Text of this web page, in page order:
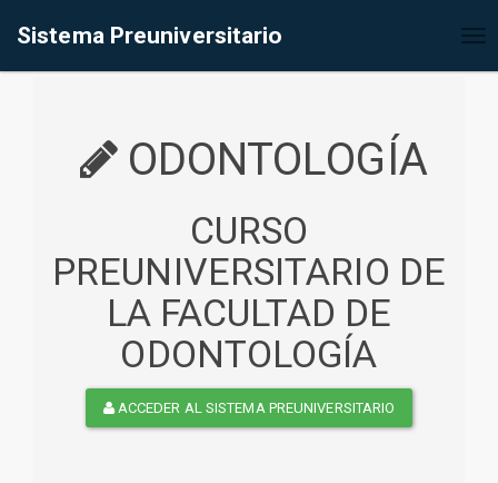
Sistema Preuniversitario
ODONTOLOGÍA
CURSO
PREUNIVERSITARIO DE
LA FACULTAD DE
ODONTOLOGÍA
ACCEDER AL SISTEMA PREUNIVERSITARIO